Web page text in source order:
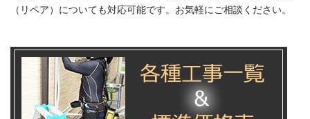
（リペア）についても対応可能です。お気軽にご相談ください。